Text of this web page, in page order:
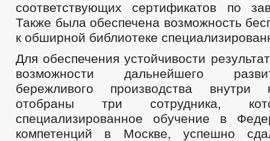
соответствующих сертификатов по
Также была обеспечена возможность
к обширной библиотеке
Для обеспечения устойчивости
возможности дальнейшего
бережливого производства внутри
отобраны три сотрудника,
специализированное обучение в
компетенций в Москве, успешно